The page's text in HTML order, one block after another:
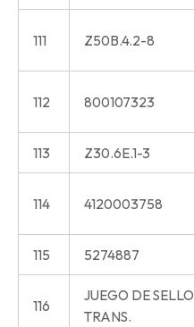
111 Z50B.4.2-8
112 800107323
113 Z30.6E.1-3
114 4120003758
115 5274887
116
JUEGO DE
TRANS.